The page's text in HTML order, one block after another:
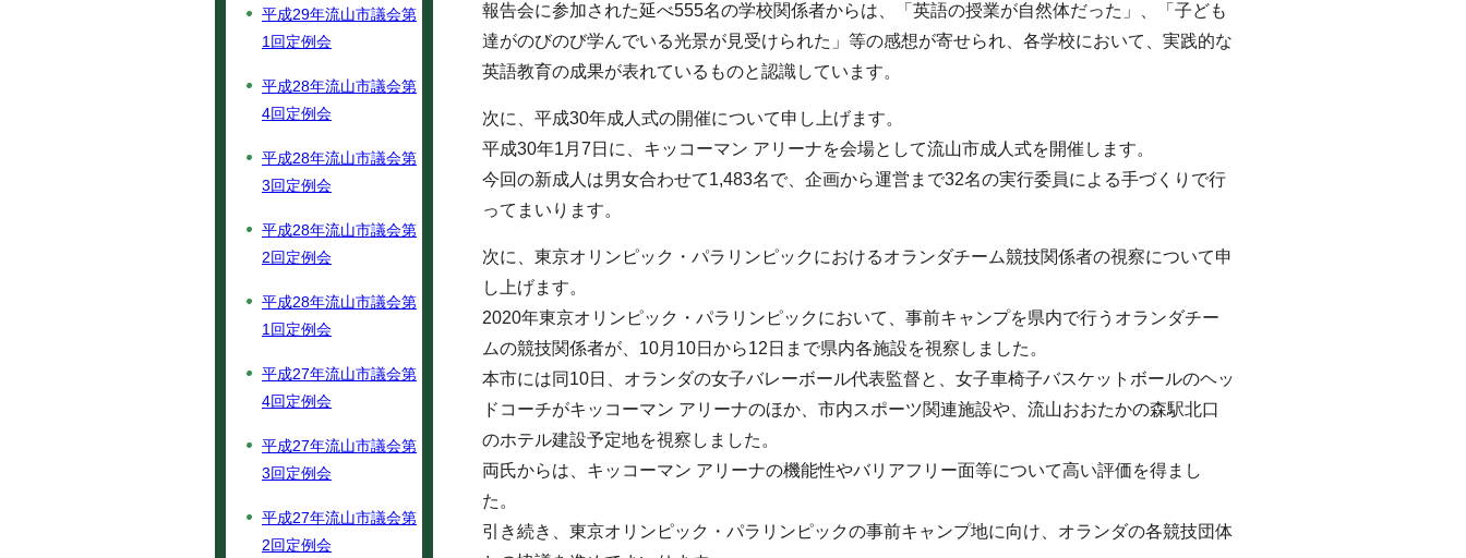
報告会に参加された延べ555名の学校関係者からは、「英語の授業が自然体だった」、「子ども
達がのびのび学んでいる光景が見受けられた」等の感想が寄せられ、各学校において、実践的な
英語教育の成果が表れているものと認識しています。
次に、平成30年成人式の開催について申し上げます。
平成30年1月7日に、キッコーマン アリーナを会場として流山市成人式を開催します。
今回の新成人は男女合わせて1,483名で、企画から運営まで32名の実行委員による手づくりで行
ってまいります。
次に、東京オリンピック・パラリンピックにおけるオランダチーム競技関係者の視察について申
し上げます。
2020年東京オリンピック・パラリンピックにおいて、事前キャンプを県内で行うオランダチー
ムの競技関係者が、10月10日から12日まで県内各施設を視察しました。
本市には同10日、オランダの女子バレーボール代表監督と、女子車椅子バスケットボールのヘッ
ドコーチがキッコーマン アリーナのほか、市内スポーツ関連施設や、流山おおたかの森駅北口
のホテル建設予定地を視察しました。
両氏からは、キッコーマン アリーナの機能性やバリアフリー面等について高い評価を得まし
た。
引き続き、東京オリンピック・パラリンピックの事前キャンプ地に向け、オランダの各競技団体
平成29年流山市議会第
1回定例会
平成28年流山市議会第
4回定例会
平成28年流山市議会第
3回定例会
平成28年流山市議会第
2回定例会
平成28年流山市議会第
1回定例会
平成27年流山市議会第
4回定例会
平成27年流山市議会第
3回定例会
平成27年流山市議会第
2回定例会